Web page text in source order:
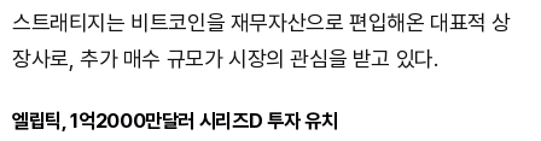
스트래티지는 비트코인을 재무자산으로 편입해온 대표적 상
장사로, 추가 매수 규모가 시장의 관심을 받고 있다.
엘립틱, 1억2000만달러 시리즈D 투자 유치